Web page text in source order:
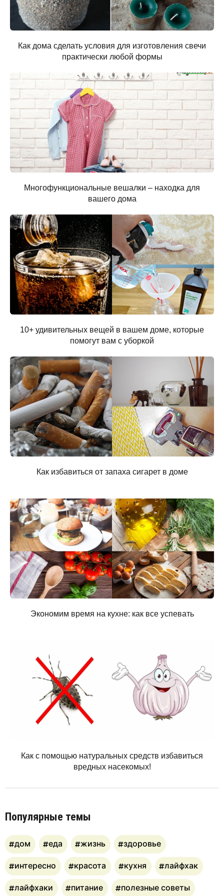
Как дома сделать условия для изготовления свечи
практически любой формы
Многофункциональные вешалки – находка для
вашего дома
10+ удивительных вещей в вашем доме, которые
помогут вам с уборкой
Как избавиться от запаха сигарет в доме
Экономим время на кухне: как все успевать
Как с помощью натуральных средств избавиться
вредных насекомых!
Популярные темы
дом еда жизнь здоровье
интересно красота кухня лайфхак
лайфхаки питание полезные советы